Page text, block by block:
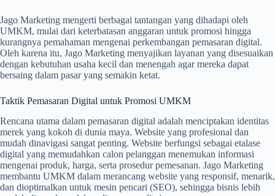
Jago Marketing mengerti berbagai tantangan yang dihadapi oleh
UMKM, mulai dari keterbatasan anggaran untuk promosi hingga
kurangnya pemahaman mengenai perkembangan pemasaran digital.
Oleh karena itu, Jago Marketing menyajikan layanan yang disesuaikan
dengan kebutuhan usaha kecil dan menengah agar mereka dapat
bersaing dalam pasar yang semakin ketat.
Taktik Pemasaran Digital untuk Promosi UMKM
Rencana utama dalam pemasaran digital adalah menciptakan identitas
merek yang kokoh di dunia maya. Website yang profesional dan
mudah dinavigasi sangat penting. Website berfungsi sebagai etalase
digital yang memudahkan calon pelanggan menemukan informasi
mengenai produk, harga, serta prosedur pemesanan. Jago Marketing
membantu UMKM dalam merancang website yang responsif, menarik,
dan dioptimalkan untuk mesin pencari (SEO), sehingga bisnis lebih